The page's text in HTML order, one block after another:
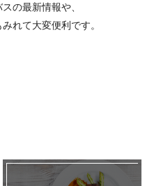
の最新情報や、
れて大変便利です。